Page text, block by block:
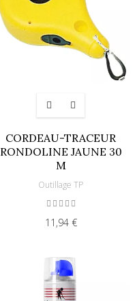
CORDEAU-TRACEUR
RONDOLINE JAUNE 30
M
Outillage TP
11,94 €